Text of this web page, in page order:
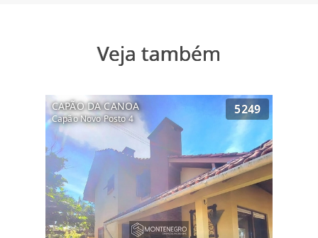
Veja também
CAPÃO DA CANOA
Capão Novo Posto 4
5249